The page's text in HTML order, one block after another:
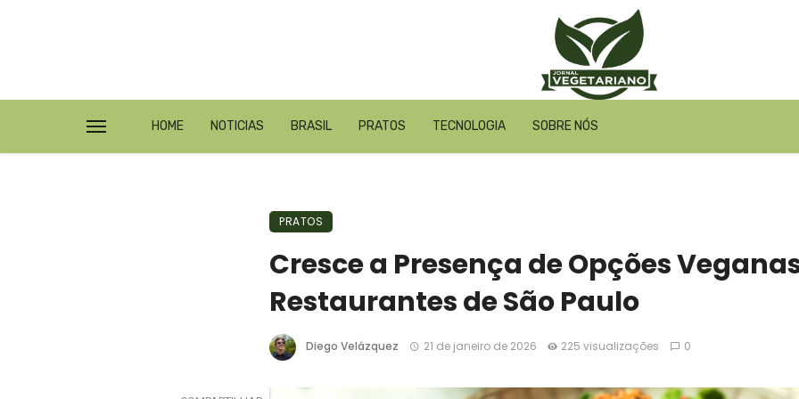
HOME NOTICIAS BRASIL PRATOS TECNOLOGIA SOBRE NÓS
PRATOS
Cresce a Presença de Opções
Restaurantes de São Paulo
Diego Velázquez 21 de janeiro de 2026 225 visualizações 0